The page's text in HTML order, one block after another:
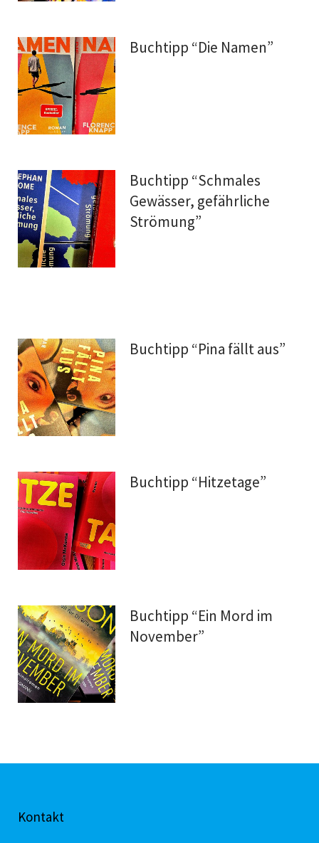
Buchtipp “Die Namen”
Buchtipp “Schmales
Gewässer, gefährliche
Strömung”
Buchtipp “Pina fällt aus”
Buchtipp “Hitzetage”
Buchtipp “Ein Mord im
November”
Kontakt